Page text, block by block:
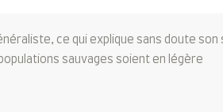
ce qui explique sans doute son
sauvages soient en légère